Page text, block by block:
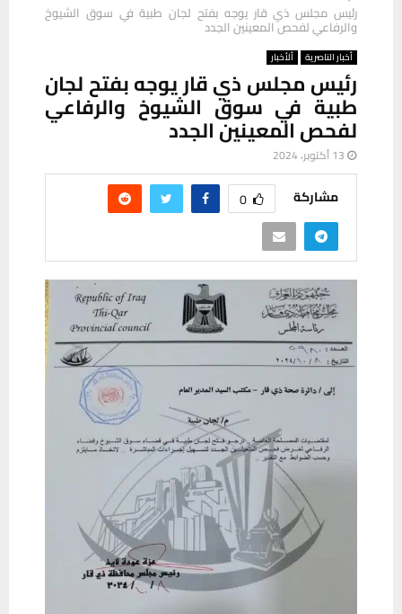
رئيس مجلس ذي قار يوجه بفتح لجان طبية في سوق الشيوخ
والرفاعي لفحص المعينين الجدد
أخبار الناصرية ألأخبار
رئيس مجلس ذي قار يوجه بفتح لجان
طبية في سوق الشيوخ والرفاعي
لفحص المعينين الجدد
13 أكتوبر، 2024
مشاركة 0